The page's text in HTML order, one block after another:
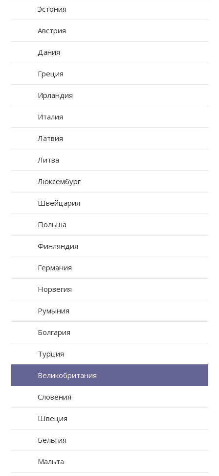
Эстония
Австрия
Дания
Греция
Ирландия
Италия
Латвия
Литва
Люксембург
Швейцария
Польша
Финляндия
Германия
Норвегия
Румыния
Болгария
Турция
Великобритания
Словения
Швеция
Бельгия
Мальта